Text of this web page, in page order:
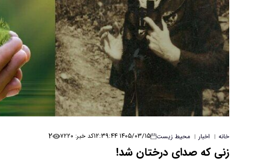
خانه | اخبار | محیط زیست ۱۴۰۵/۰۳/۱۵ ۱۲:۳۹:۴۴ کد خبر: ۷۲۲۰ ۲
زنی که صدای درختان شد!